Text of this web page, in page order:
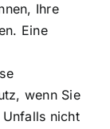
Ihre
Eine
wenn Sie
nicht